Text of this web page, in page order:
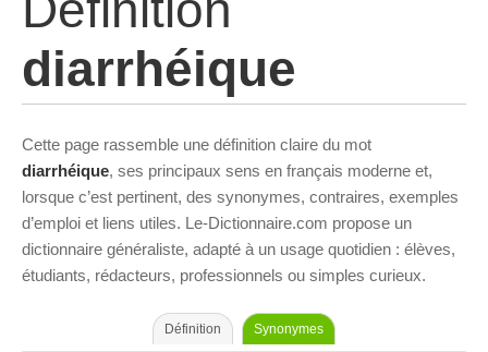
diarrhéique
Cette page rassemble une définition claire du mot
diarrhéique, ses principaux sens en français moderne et,
lorsque c’est pertinent, des synonymes, contraires, exemples
d’emploi et liens utiles. Le-Dictionnaire.com propose un
dictionnaire généraliste, adapté à un usage quotidien : élèves,
étudiants, rédacteurs, professionnels ou simples curieux.
Définition Synonymes